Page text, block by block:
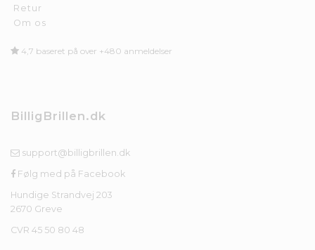
Retur
Om os
4,7 baseret på over +480 anmeldelser
BilligBrillen.dk
support@billigbrillen.dk
Følg med på Facebook
Hundige Strandvej 203
2670 Greve
CVR 45 50 80 48